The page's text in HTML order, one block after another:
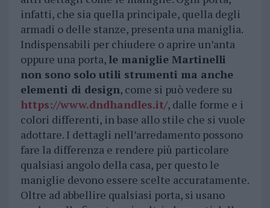
infatti, che sia quella principale, quella degli
armadi o delle stanze, presenta una maniglia.
Indispensabili per chiudere o aprire un’anta
oppure una porta, le maniglie Martinelli
non sono solo utili strumenti ma anche
elementi di design, come si può vedere su
https://www.dndhandles.it/, dalle forme e i
colori differenti, in base allo stile che si vuole
adottare. I dettagli nell’arredamento possono
fare la differenza e rendere più particolare
qualsiasi angolo della casa, per questo le
maniglie devono essere scelte accuratamente.
Oltre ad abbellire qualsiasi porta, si usano